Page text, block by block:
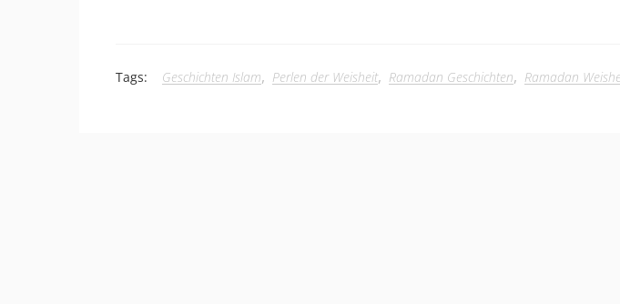
Tags: Geschichten Islam, Perlen der Weisheit, Ramadan Geschichten, Ramadan